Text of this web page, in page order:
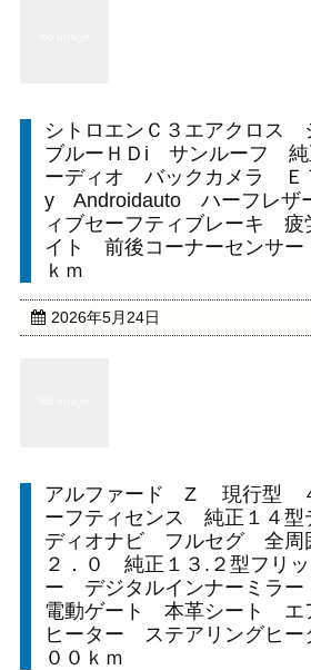
シトロエンＣ３エアクロス
ブルーＨＤi サンルーフ 純
ーディオ バックカメラ Ｅ
y Androidauto ハーフレザ
ィブセーフティブレーキ
イト 前後コーナーセンサ
ｋｍ
2026年5月24日
アルファード Z 現行型
ーフティセンス 純正１４型
ディオナビ フルセグ 全周
２．０ 純正１３.２型フリ
ー デジタルインナーミラ
電動ゲート 本革シート エ
ヒーター ステアリングヒ
００ｋｍ